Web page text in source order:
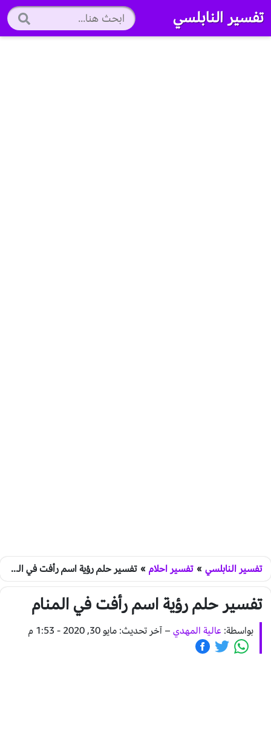
تفسير النابلسي
تفسير النابلسي » تفسير احلام » تفسير حلم رؤية اسم رأفت في المنام
تفسير حلم رؤية اسم رأفت في المنام
بواسطة: عالية المهدي – آخر تحديث: مايو 30, 2020 - 1:53 م